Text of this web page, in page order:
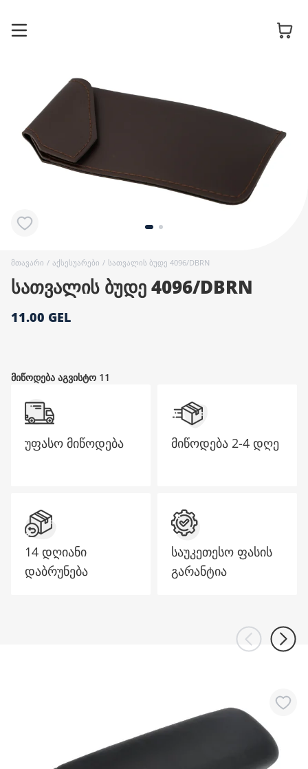
მთავარი / აქსესუარები / სათვალის ბუდე 4096/DBRN
სათვალის ბუდე 4096/DBRN
11.00 GEL
მიწოდება აგვისტო 11
სათვალის
ჩარჩოები
მზის
სათვალეები
კონტაქტური
უფასო მიწოდება
14 დღიანი
დაბრუნება
მიწოდება 2-4 დღე
საუკეთესო ფასის
გარანტია